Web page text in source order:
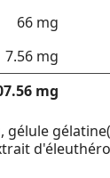
66 mg
7.56 mg
mg
gélule